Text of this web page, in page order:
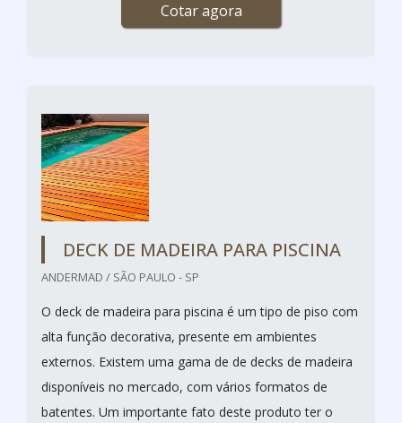
Cotar agora
DECK DE MADEIRA PARA PISCINA
ANDERMAD / SÃO PAULO - SP
O deck de madeira para piscina é um tipo de piso com
alta função decorativa, presente em ambientes
externos. Existem uma gama de de decks de madeira
disponíveis no mercado, com vários formatos de
batentes. Um importante fato deste produto ter o